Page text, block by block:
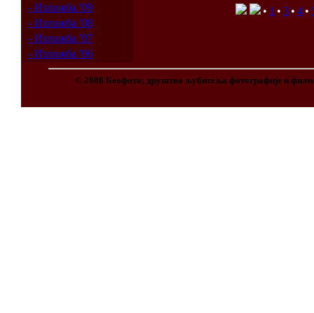
- Изложба '09
- Изложба '08
- Изложба '07
- Изложба '06
• 1 • 3 • 4 •
© 2008 Беофото; друштво љубитеља фотографије и